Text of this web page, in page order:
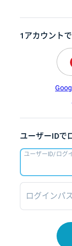
1アカウント
ユーザーIDで
ユーザーID/ログ
ログインパ